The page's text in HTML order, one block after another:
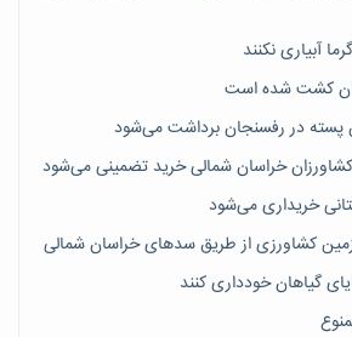
آبیاری نکنند
کشاورزان خراسان شمالی خرید تضمینی می‌شود
خریداری می‌شود
گیاهان خودداری کنند